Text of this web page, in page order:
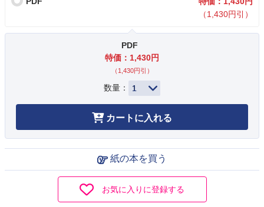
（1,430円引）
PDF
特価：1,430円
（1,430円引）
数量：
カートに入れる
紙の本を買う
お気に入りに登録する